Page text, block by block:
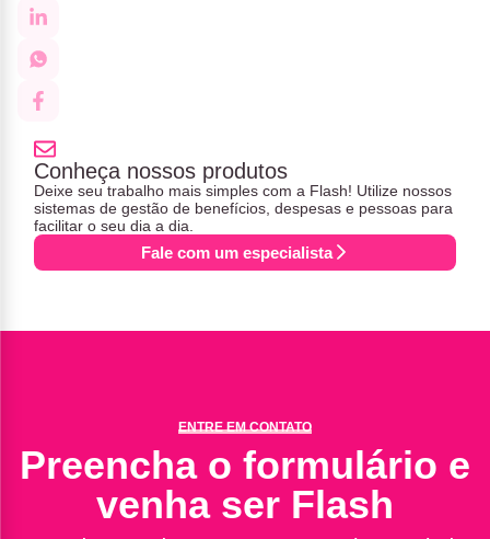
Conheça nossos produtos
Deixe seu trabalho mais simples com a Flash! Utilize nossos
sistemas de gestão de benefícios, despesas e pessoas para
facilitar o seu dia a dia.
Fale com um especialista
ENTRE EM CONTATO
Preencha o formulário e
venha ser Flash